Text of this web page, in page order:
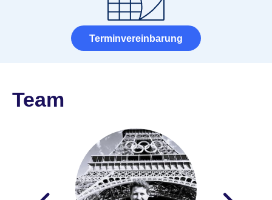
Terminvereinbarung
Team